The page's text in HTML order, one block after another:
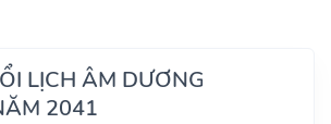
LỊCH ÂM DƯƠNG
2041